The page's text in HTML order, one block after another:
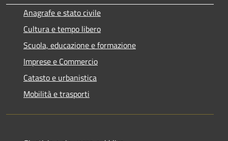
Anagrafe e stato civile
Cultura e tempo libero
Scuola, educazione e formazione
Imprese e Commercio
Catasto e urbanistica
Mobilità e trasporti